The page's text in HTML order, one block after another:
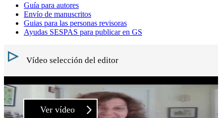
Guía para autores
Envío de manuscritos
Guias para las personas revisoras
Ayudas SESPAS para publicar en GS
Vídeo selección del editor
Ver vídeo